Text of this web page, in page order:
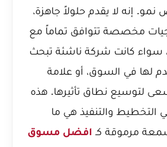
إنه لا يقدم حلولاً جاهزة،
مخصصة تتوافق تماماً مع
سواء كانت شركة ناشئة تبحث
لها في السوق، أو علامة
لتوسيع نطاق تأثيرها. هذه
التخطيط والتنفيذ هي ما
مرموقة كـ افضل مسوق